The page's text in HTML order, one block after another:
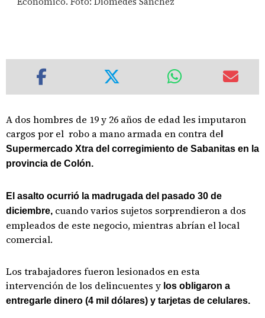
A dos hombres de 19 y 26 años de edad les imputaron
cargos por el robo a mano armada en contra de
Supermercado Xtra del corregimiento de Sabanitas en la
provincia de Colón.
El asalto ocurrió la madrugada del pasado 30 de
diciembre, cuando varios sujetos sorprendieron a dos
empleados de este negocio, mientras abrían el local
comercial.
Los trabajadores fueron lesionados en esta
intervención de los delincuentes y los obligaron a
entregarle dinero (4 mil dólares) y tarjetas de celulares.